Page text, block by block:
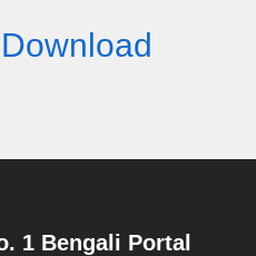
1 Bengali Portal